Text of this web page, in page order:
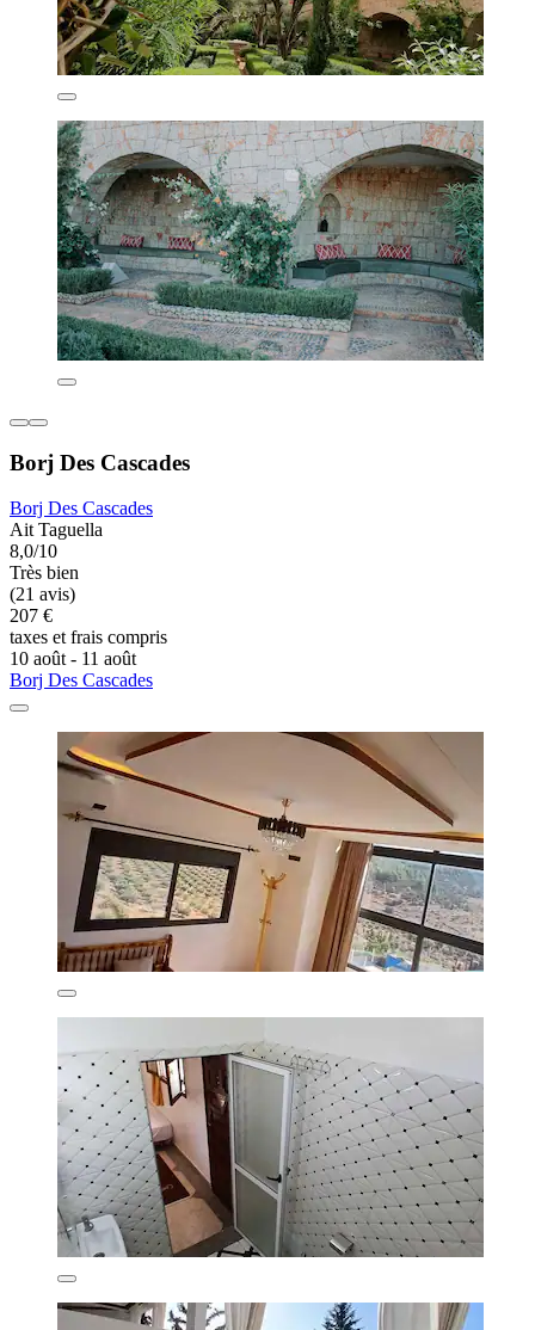
Borj Des Cascades
Borj Des Cascades
Ait Taguella
8,0/10
Très bien
(21 avis)
207 €
taxes et frais compris
10 août - 11 août
Borj Des Cascades